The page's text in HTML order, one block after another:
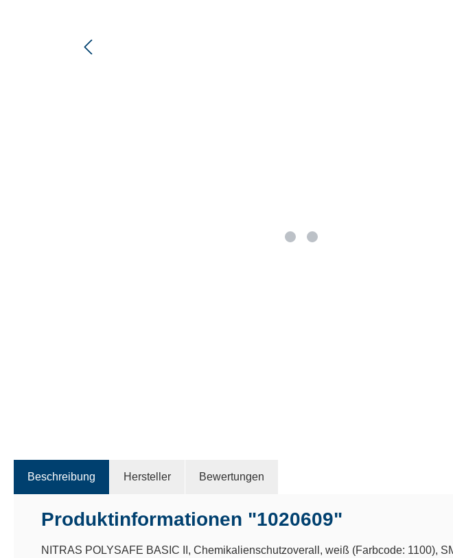
Beschreibung Hersteller Bewertungen
Produktinformationen "1020609"
NITRAS POLYSAFE BASIC II, Chemikalienschutzoverall, weiß (Farbcode: 1100),